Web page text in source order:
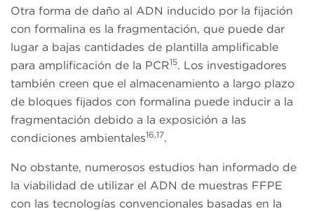
Otra forma de daño al ADN inducido por la fijación
con formalina es la fragmentación, que puede dar
lugar a bajas cantidades de plantilla amplificable
para amplificación de la PCR15. Los investigadores
también creen que el almacenamiento a largo plazo
de bloques fijados con formalina puede inducir a la
fragmentación debido a la exposición a las
condiciones ambientales16,17.
No obstante, numerosos estudios han informado de
la viabilidad de utilizar el ADN de muestras FFPE
con las tecnologías convencionales basadas en la